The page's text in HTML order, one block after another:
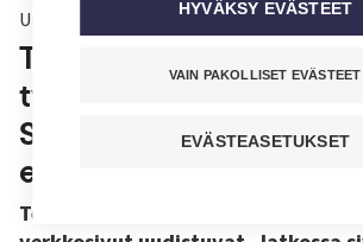
Uutinen
Terveydenhuoltoalan
työttömyyskassa on
Sotekassa – virallinen
ennallaan
Terveydenhuoltoalan
HYVÄKSY EVÄSTEET
VAIN PAKOLLISET EVÄSTEET
EVÄSTEASETUKSET